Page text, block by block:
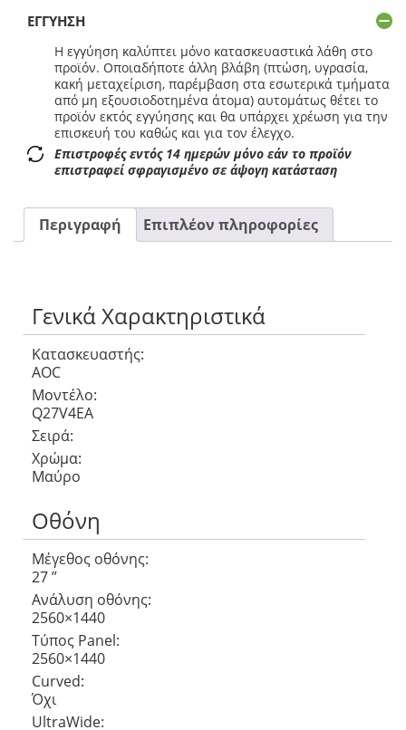
ΕΓΓΎΗΣΗ
Η εγγύηση καλύπτει μόνο κατασκευαστικά λάθη στο
προϊόν. Οποιαδήποτε άλλη βλάβη (πτώση, υγρασία,
κακή μεταχείριση, παρέμβαση στα εσωτερικά τμήματα
από μη εξουσιοδοτημένα άτομα) αυτομάτως θέτει το
προϊόν εκτός εγγύησης και θα υπάρχει χρέωση για την
επισκευή του καθώς και για τον έλεγχο.
Επιστροφές εντός 14 ημερών μόνο εάν το προϊόν
επιστραφεί σφραγισμένο σε άψογη κατάσταση
Περιγραφή Επιπλέον πληροφορίες
Γενικά Χαρακτηριστικά
Κατασκευαστής:
AOC
Μοντέλο:
Q27V4EA
Σειρά:
Χρώμα:
Μαύρο
Οθόνη
Μέγεθος οθόνης:
27 ”
Ανάλυση οθόνης:
2560×1440
Τύπος Panel:
2560×1440
Curved:
Όχι
UltraWide: